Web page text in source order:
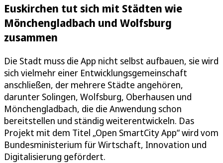
Euskirchen tut sich mit Städten wie
Mönchengladbach und Wolfsburg
zusammen
Die Stadt muss die App nicht selbst aufbauen, sie wird
sich vielmehr einer Entwicklungsgemeinschaft
anschließen, der mehrere Städte angehören,
darunter Solingen, Wolfsburg, Oberhausen und
Mönchengladbach, die die Anwendung schon
bereitstellen und ständig weiterentwickeln. Das
Projekt mit dem Titel „Open SmartCity App“ wird vom
Bundesministerium für Wirtschaft, Innovation und
Digitalisierung gefördert.